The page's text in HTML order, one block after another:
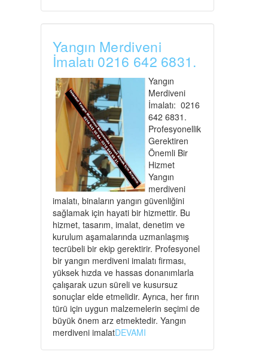
Yangın Merdiveni
İmalatı 0216 642 6831.
Yangın
Merdiveni
İmalatı: 0216
642 6831.
Profesyonellik
Gerektiren
Önemli Bir
Hizmet
Yangın
merdiveni
imalatı, binaların yangın güvenliğini
sağlamak için hayati bir hizmettir. Bu
hizmet, tasarım, imalat, denetim ve
kurulum aşamalarında uzmanlaşmış
tecrübeli bir ekip gerektirir. Profesyonel
bir yangın merdiveni imalatı firması,
yüksek hızda ve hassas donanımlarla
çalışarak uzun süreli ve kusursuz
sonuçlar elde etmelidir. Ayrıca, her fırın
türü için uygun malzemelerin seçimi de
büyük önem arz etmektedir. Yangın
merdiveni imalatDEVAMI